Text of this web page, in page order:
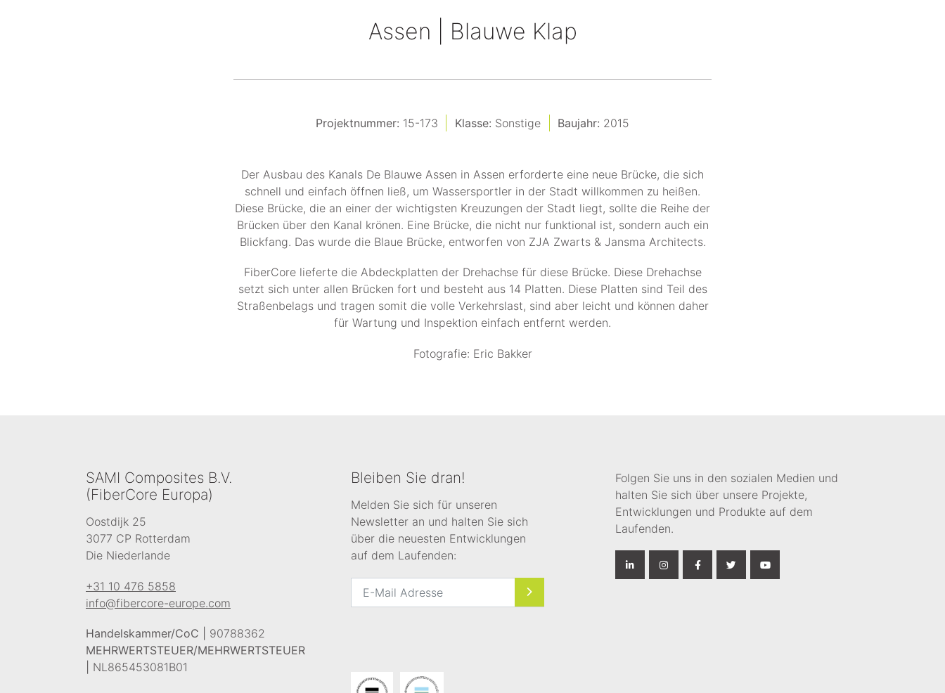
Assen | Blauwe Klap
Projektnummer: 15-173 Klasse: Sonstige Baujahr: 2015
Der Ausbau des Kanals De Blauwe Assen in Assen erforderte eine neue Brücke, die sich
schnell und einfach öffnen ließ, um Wassersportler in der Stadt willkommen zu heißen.
Diese Brücke, die an einer der wichtigsten Kreuzungen der Stadt liegt, sollte die Reihe der
Brücken über den Kanal krönen. Eine Brücke, die nicht nur funktional ist, sondern auch ein
Blickfang. Das wurde die Blaue Brücke, entworfen von ZJA Zwarts & Jansma Architects.
FiberCore lieferte die Abdeckplatten der Drehachse für diese Brücke. Diese Drehachse
setzt sich unter allen Brücken fort und besteht aus 14 Platten. Diese Platten sind Teil des
Straßenbelags und tragen somit die volle Verkehrslast, sind aber leicht und können daher
für Wartung und Inspektion einfach entfernt werden.
Fotografie: Eric Bakker
SAMI Composites B.V.
(FiberCore Europa)
Oostdijk 25
3077 CP Rotterdam
Die Niederlande
+31 10 476 5858
info@fibercore-europe.com
Handelskammer/CoC | 90788362
MEHRWERTSTEUER/MEHRWERTSTEUER
NL865453081B01
Bleiben Sie dran!
Melden Sie sich für unseren
Newsletter an und halten Sie sich
über die neuesten Entwicklungen
auf dem Laufenden:
Folgen Sie uns in den sozialen Medien und
halten Sie sich über unsere Projekte,
Entwicklungen und Produkte auf dem
Laufenden.